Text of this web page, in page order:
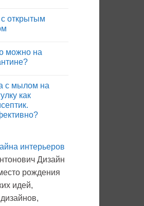
открытым
можно на
с мылом на
как
интерьеров
Дизайн
рождения
идей,